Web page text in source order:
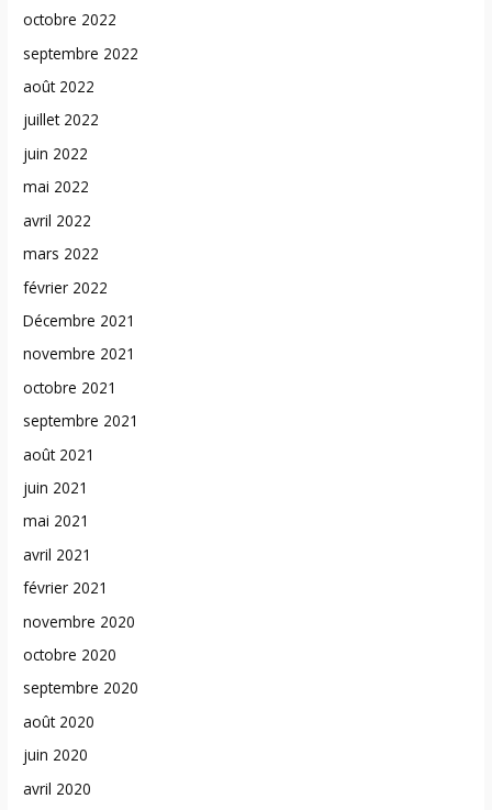
octobre 2022
septembre 2022
août 2022
juillet 2022
juin 2022
mai 2022
avril 2022
mars 2022
février 2022
Décembre 2021
novembre 2021
octobre 2021
septembre 2021
août 2021
juin 2021
mai 2021
avril 2021
février 2021
novembre 2020
octobre 2020
septembre 2020
août 2020
juin 2020
avril 2020